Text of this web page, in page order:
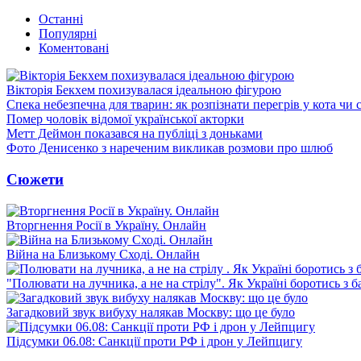
Останні
Популярні
Коментовані
Вікторія Бекхем похизувалася ідеальною фігурою
Спека небезпечна для тварин: як розпізнати перегрів у кота чи
Помер чоловік відомої української акторки
Метт Деймон показався на публіці з доньками
Фото Денисенко з нареченим викликав розмови про шлюб
Сюжети
Вторгнення Росії в Україну. Онлайн
Війна на Близькому Сході. Онлайн
"Полювати на лучника, а не на стрілу". Як Україні боротись з
Загадковий звук вибуху налякав Москву: що це було
Підсумки 06.08: Санкції проти РФ і дрон у Лейпцигу